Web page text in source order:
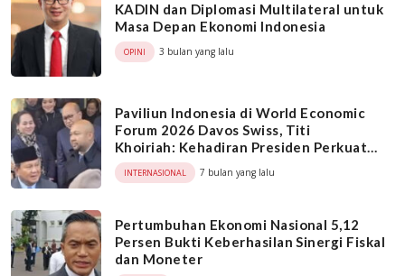
KADIN dan Diplomasi Multilateral untuk
Masa Depan Ekonomi Indonesia
OPINI 3 bulan yang lalu
Paviliun Indonesia di World Economic
Forum 2026 Davos Swiss, Titi
Khoiriah: Kehadiran Presiden Perkuat
Indonesia di Ekonomi Global
INTERNASIONAL 7 bulan yang lalu
Pertumbuhan Ekonomi Nasional 5,12
Persen Bukti Keberhasilan Sinergi Fiskal
dan Moneter